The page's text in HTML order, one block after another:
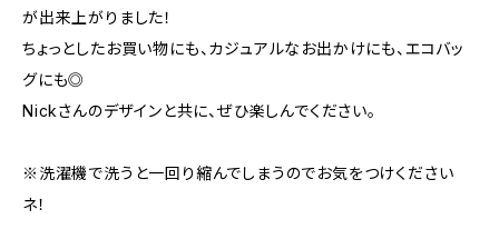
が出来上がりました！
ちょっとしたお買い物にも、カジュアルなお出かけにも、エコバッ
グにも◎
Nickさんのデザインと共に、ぜひ楽しんでください。
※洗濯機で洗うと一回り縮んでしまうのでお気をつけください
ネ！